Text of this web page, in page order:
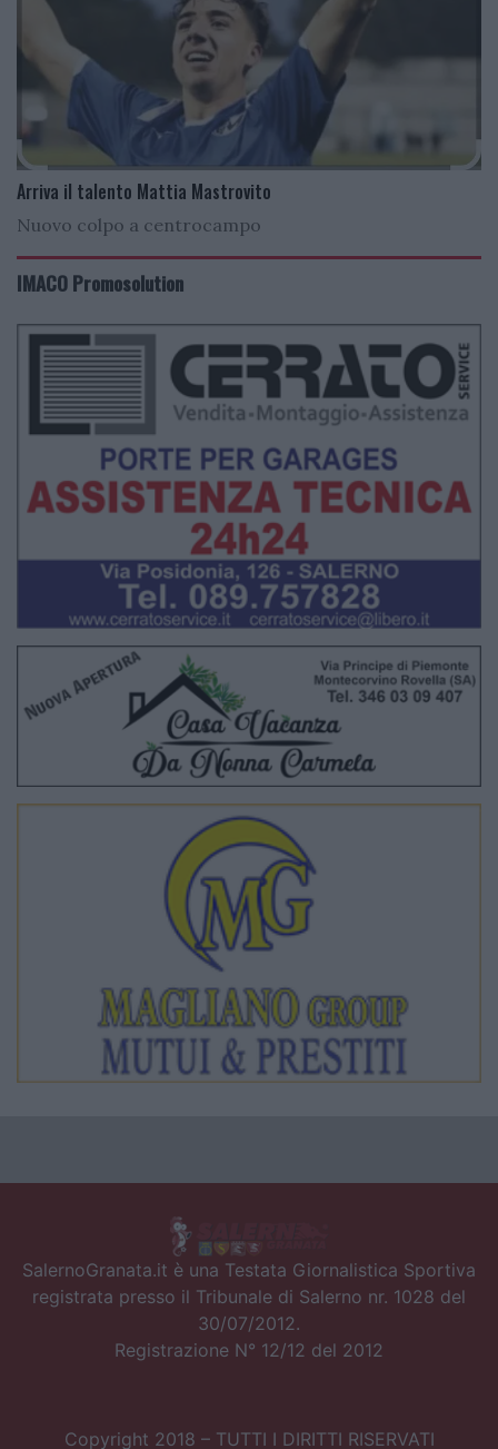
Arriva il talento Mattia Mastrovito
Nuovo colpo a centrocampo
IMACO Promosolution
SalernoGranata.it è una Testata Giornalistica Sportiva
registrata presso il Tribunale di Salerno nr. 1028 del
30/07/2012.
Registrazione N° 12/12 del 2012
Copyright 2018 – TUTTI I DIRITTI RISERVATI